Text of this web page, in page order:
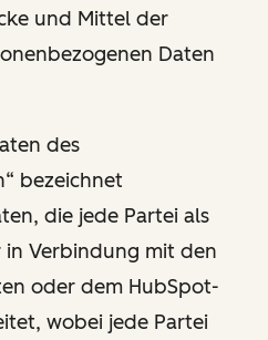
und Mittel der
Daten
des
bezeichnet
die jede Partei als
Verbindung mit den
oder dem HubSpot-
wobei jede Partei